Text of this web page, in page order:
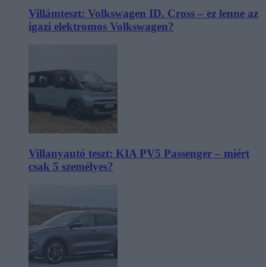
Villámteszt: Volkswagen ID. Cross – ez lenne az
igazi elektromos Volkswagen?
Villanyautó teszt: KIA PV5 Passenger – miért
csak 5 személyes?